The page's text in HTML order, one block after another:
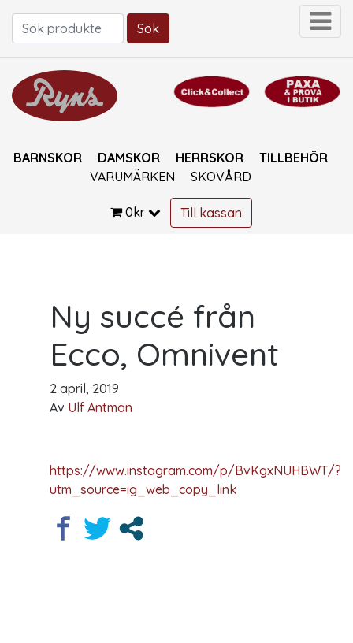
Sök efter:
Sök
BARNSKOR DAMSKOR HERRSKOR
TILLBEHÖR
VARUMÄRKEN
SKOVÅRD
0kr Till kassan
Ny succé från
Ecco, Omnivent
2 april, 2019
Av Ulf Antman
https://www.instagram.com/p/BvKgxNUHBWT/?
utm_source=ig_web_copy_link